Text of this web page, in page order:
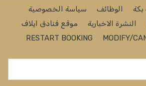
الوظائف
سياسة الخصوصية
النشرة الاخبارية
موقع فنادق ايلاف
MODIFY/
RESTART BOOKING